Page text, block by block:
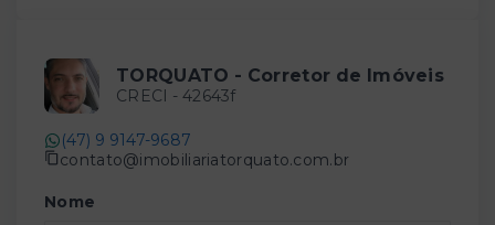
TORQUATO - Corretor de Imóveis
CRECI - 42643f
(47) 9 9147-9687
contato@imobiliariatorquato.com.br
Nome